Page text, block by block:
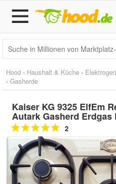
Hood › Haushalt & Küche ›
› Gasherde
Kaiser KG 9325 ElfEm
Autark Gasherd Erdgas
2